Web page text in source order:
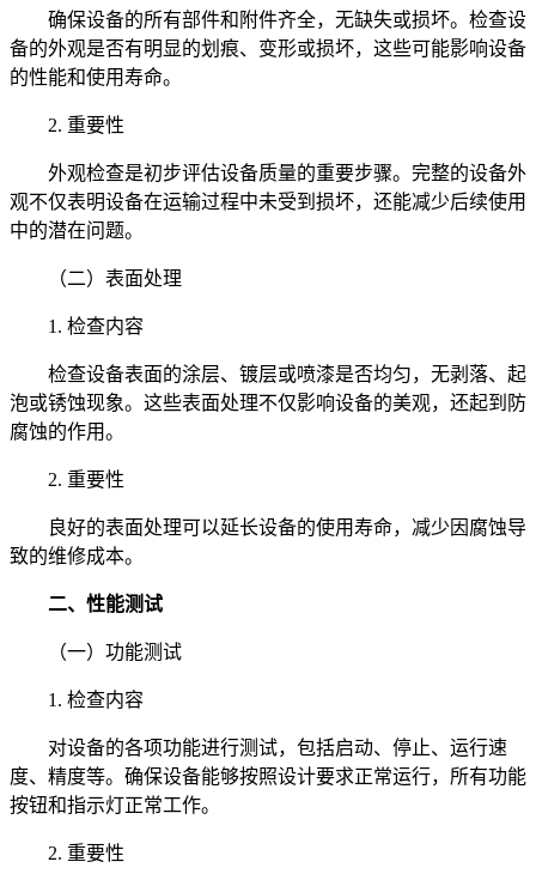
确保设备的所有部件和附件齐全，无缺失或损坏。检查设
备的外观是否有明显的划痕、变形或损坏，这些可能影响设备
的性能和使用寿命。
2. 重要性
外观检查是初步评估设备质量的重要步骤。完整的设备外
观不仅表明设备在运输过程中未受到损坏，还能减少后续使用
中的潜在问题。
（二）表面处理
1. 检查内容
检查设备表面的涂层、镀层或喷漆是否均匀，无剥落、起
泡或锈蚀现象。这些表面处理不仅影响设备的美观，还起到防
腐蚀的作用。
2. 重要性
良好的表面处理可以延长设备的使用寿命，减少因腐蚀导
致的维修成本。
二、性能测试
（一）功能测试
1. 检查内容
对设备的各项功能进行测试，包括启动、停止、运行速
度、精度等。确保设备能够按照设计要求正常运行，所有功能
按钮和指示灯正常工作。
2. 重要性